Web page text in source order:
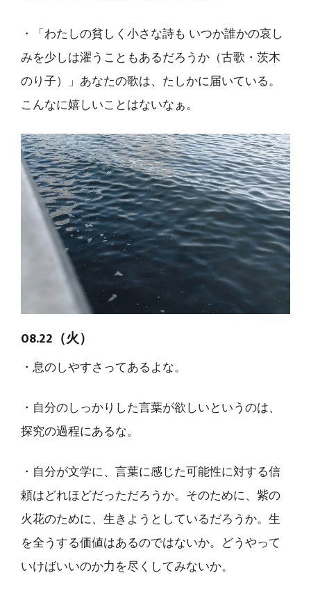
・「わたしの貧しく小さな詩も いつか誰かの哀し
みを少しは濯うこともあるだろうか（古歌・茨木
のり子）」あなたの歌は、たしかに届いている。
こんなに嬉しいことはないなぁ。
08.22（火）
・息のしやすさってあるよな。
・自分のしっかりした言葉が欲しいというのは、
探究の過程にあるな。
・自分が文学に、言葉に感じた可能性に対する信
頼はどれほどだっただろうか。そのために、紫の
火花のために、生きようとしているだろうか。生
を全うする価値はあるのではないか。どうやって
いけばいいのか力を尽くしてみないか。